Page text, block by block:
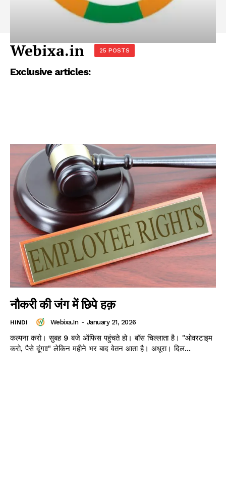
Webixa.in 25 POSTS
Exclusive articles:
नौकरी की जंग में छिपे हक़
HINDI Webixa.in - January 21, 2026
कल्पना करो। सुबह 9 बजे ऑफिस पहुंचते हो। बॉस चिल्लाता है। "ओवरटाइम
करो, पैसे दूंगा!" लेकिन महीने भर बाद वेतन आता है। अधूरा। दिल...